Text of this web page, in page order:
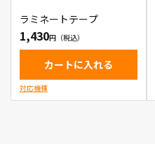
ラミネートテープ
1,430
カートに入れる
対応機種